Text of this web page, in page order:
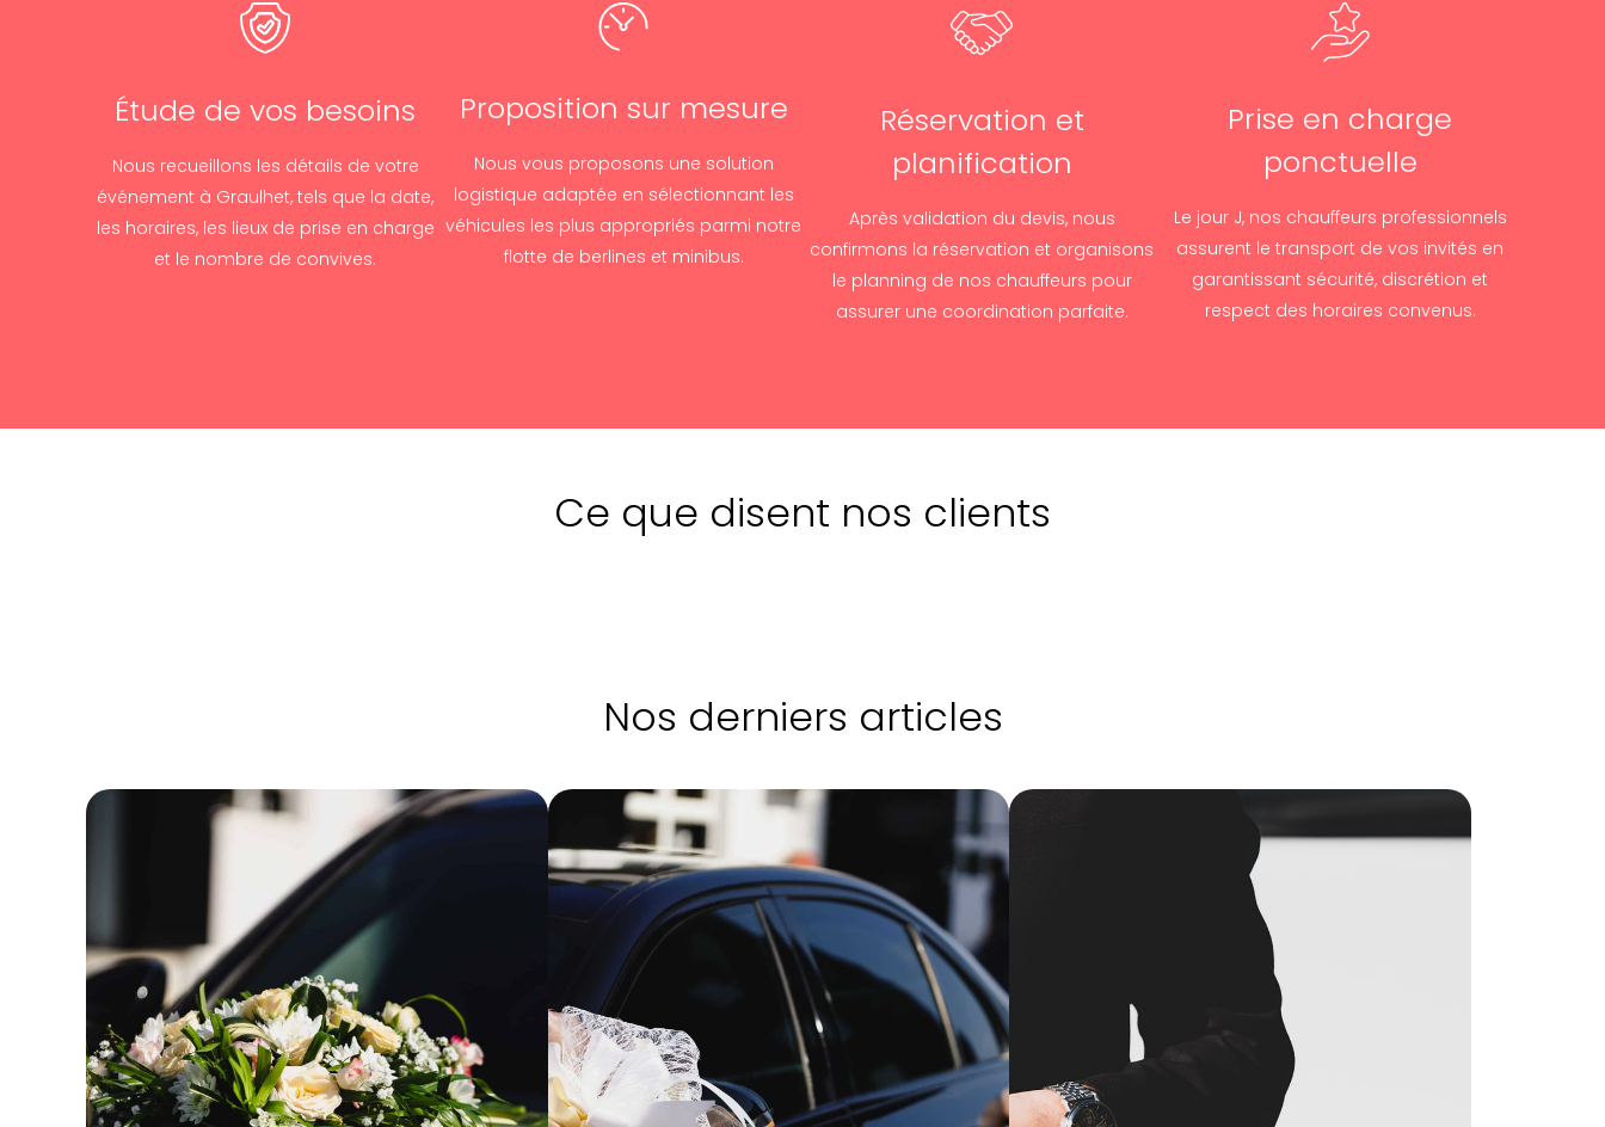
Étude de vos besoins
Nous recueillons les détails de votre
événement à Graulhet, tels que la date,
les horaires, les lieux de prise en charge
et le nombre de convives.
Proposition sur mesure
Nous vous proposons une solution
logistique adaptée en sélectionnant les
véhicules les plus appropriés parmi notre
flotte de berlines et minibus.
Réservation et
planification
Après validation du devis, nous
confirmons la réservation et organisons
le planning de nos chauffeurs pour
assurer une coordination parfaite.
Prise en charge
ponctuelle
Le jour J, nos chauffeurs professionnels
assurent le transport de vos invités en
garantissant sécurité, discrétion et
respect des horaires convenus.
Ce que disent nos clients
Nos derniers articles